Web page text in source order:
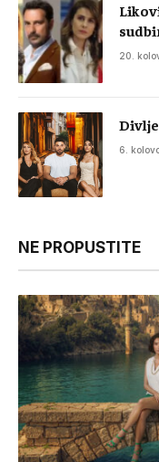
20.
6.
NE PROPUSTITE